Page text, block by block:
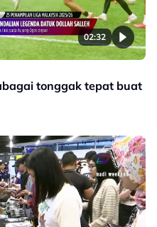
02:32
tonggak tepat buat